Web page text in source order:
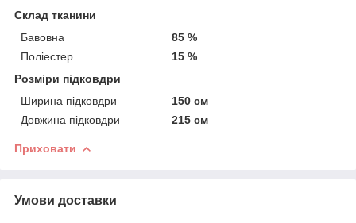
Склад тканини
Бавовна
85 %
Поліестер
15 %
Розміри підковдри
Ширина підковдри
150 см
Довжина підковдри
215 см
Приховати
Умови доставки